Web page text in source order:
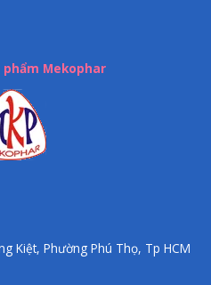
phẩm Mekophar
Kiệt, Phường Phú Thọ, Tp HCM